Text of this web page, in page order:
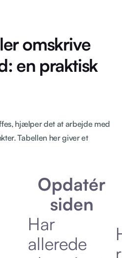
omskrive
en praktisk
hjælper det at arbejde med
Tabellen her giver et
Opdatér
siden
Har
allerede